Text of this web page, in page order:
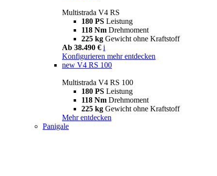
Multistrada V4 RS
180 PS Leistung
118 Nm Drehmoment
225 kg Gewicht ohne Kraftstoff
Ab 38.490 € i
Konfigurieren mehr entdecken
new V4 RS 100
Multistrada V4 RS 100
180 PS Leistung
118 Nm Drehmoment
225 kg Gewicht ohne Kraftstoff
Mehr entdecken
Panigale